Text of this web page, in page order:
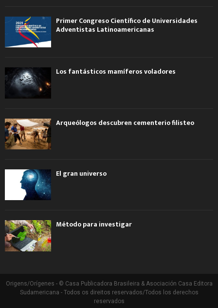
Primer Congreso Científico de Universidades
Adventistas Latinoamericanas
Los fantásticos mamíferos voladores
Arqueólogos descubren cementerio filisteo
El gran universo
Método para investigar
Origens/Orígenes - © Casa Publicadora Brasileira & Asociación Casa Editora
Sudamericana - Todos os direitos reservados/Todos los derechos
reservados